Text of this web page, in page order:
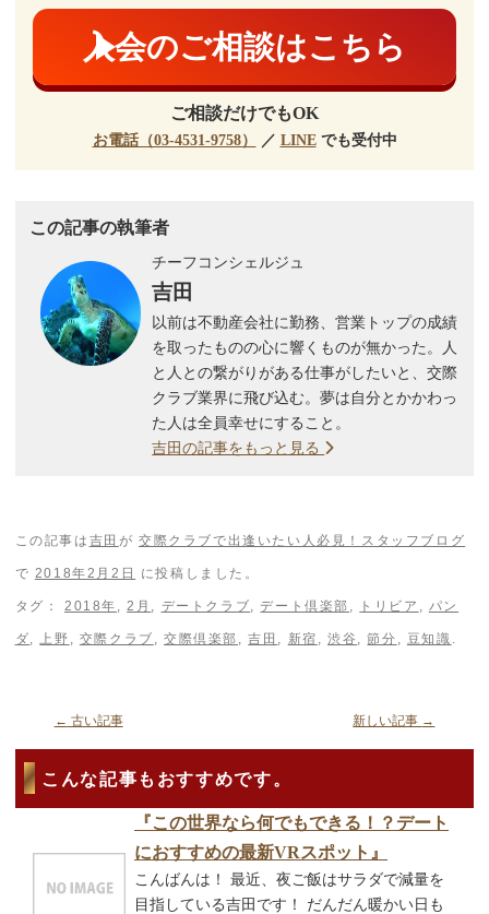
入会のご相談はこちら
ご相談だけでもOK
お電話（03-4531-9758） ／ LINEでも受付中
この記事の執筆者
チーフコンシェルジュ
吉田
以前は不動産会社に勤務、営業トップの成績
を取ったものの心に響くものが無かった。人
と人との繋がりがある仕事がしたいと、交際
クラブ業界に飛び込む。夢は自分とかかわっ
た人は全員幸せにすること。
吉田の記事をもっと見る
この記事は 吉田 が 交際クラブで出逢いたい人必見！スタッフブログ
で 2018年2月2日 に投稿しました。
タグ： 2018年 ,2月 , デートクラブ,デート倶楽部 , トリビア , パン
ダ,上野 , 交際クラブ ,交際倶楽部 ,吉田 , 新宿 ,渋谷 ,節分 , 豆知識 .
← 古い記事 新しい記事 →
こんな記事もおすすめです。
『この世界なら何でもできる！？デート
におすすめの最新VRスポット』
こんばんは！ 最近、夜ご飯はサラダで減量を
目指している吉田です！ だんだん暖かい日も